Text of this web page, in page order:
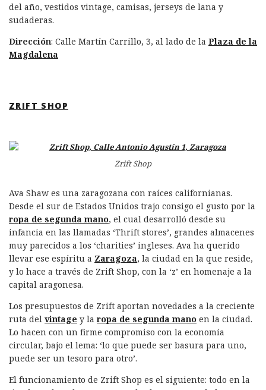
del año, vestidos vintage, camisas, jerseys de lana y
sudaderas.
Dirección: Calle Martín Carrillo, 3, al lado de la Plaza de la
Magdalena
ZRIFT SHOP
Zrift Shop
Ava Shaw es una zaragozana con raíces californianas.
Desde el sur de Estados Unidos trajo consigo el gusto por la
ropa de segunda mano, el cual desarrolló desde su
infancia en las llamadas ‘Thrift stores’, grandes almacenes
muy parecidos a los ‘charities’ ingleses. Ava ha querido
llevar ese espíritu a Zaragoza, la ciudad en la que reside,
y lo hace a través de Zrift Shop, con la ‘z’ en homenaje a la
capital aragonesa.
Los presupuestos de Zrift aportan novedades a la creciente
ruta del vintage y la ropa de segunda mano en la ciudad.
Lo hacen con un firme compromiso con la economía
circular, bajo el lema: ‘lo que puede ser basura para uno,
puede ser un tesoro para otro’.
El funcionamiento de Zrift Shop es el siguiente: todo en la